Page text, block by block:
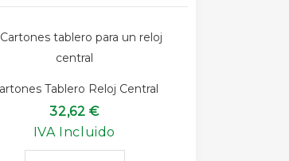
Tablero Reloj Central
32,62 €
IVA Incluido